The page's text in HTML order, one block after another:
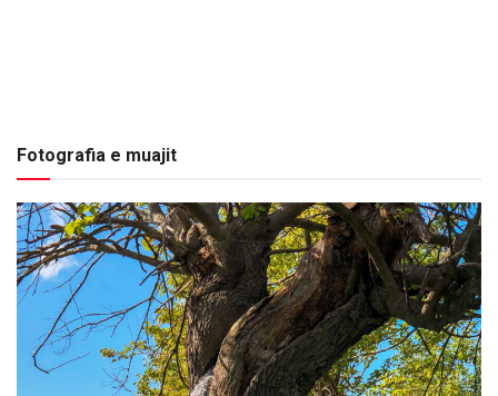
Fotografia e muajit